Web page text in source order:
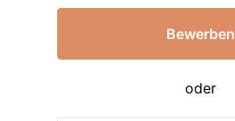
Bewerben
oder